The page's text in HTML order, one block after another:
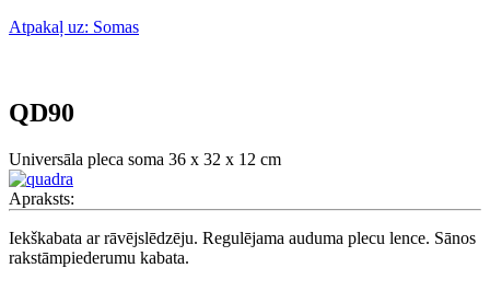
Atpakaļ uz: Somas
QD90
Universāla pleca soma 36 x 32 x 12 cm
Apraksts:
Iekškabata ar rāvējslēdzēju. Regulējama auduma plecu lence. Sānos
rakstāmpiederumu kabata.